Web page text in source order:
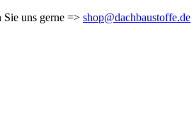
uns gerne => shop@dachbaustoffe.de
Formular